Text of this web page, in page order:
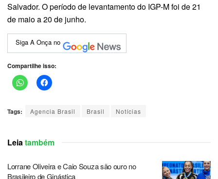
Salvador. O período de levantamento do IGP-M foi de 21
de maio a 20 de junho.
Siga A Onça no
Compartilhe isso:
Tags: Agencia Brasil Brasil Notícias
Leiatambém
Lorrane Oliveira e Caio Souza são ouro no
Brasileiro de Ginástica